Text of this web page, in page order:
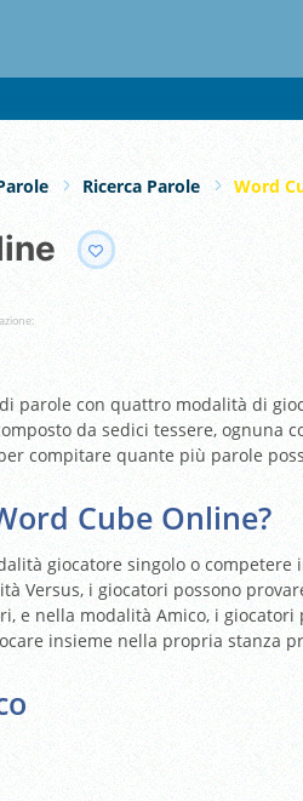
Ricerca Parole Word
parole con quattro modalità di
da sedici tessere, ognuna
compitare quante più parole
Cube Online?
giocatore singolo o
Versus, i giocatori possono
e nella modalità Amico, i giocatori
insieme nella propria stanza